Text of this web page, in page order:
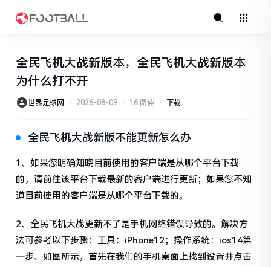
全民飞机大战新版本，全民飞机大战新版本
为什么打不开
世界足球网 ⋅ 2026-08-09 ⋅ 16 阅读 ⋅ 下载
全民飞机大战新版不能更新怎么办
1、如果您明确知晓目前使用的客户端是从哪个平台下载
的，请前往该平台下载最新的客户端进行更新；如果您不知
道目前使用的客户端是从哪个平台下载的。
2、全民飞机大战更新不了是手机网络错误导致的。解决方
法可参考以下步骤：工具：iPhone12；操作系统：ios14第
一步、如图所示，首先在我们的手机桌面上找到设置并点击